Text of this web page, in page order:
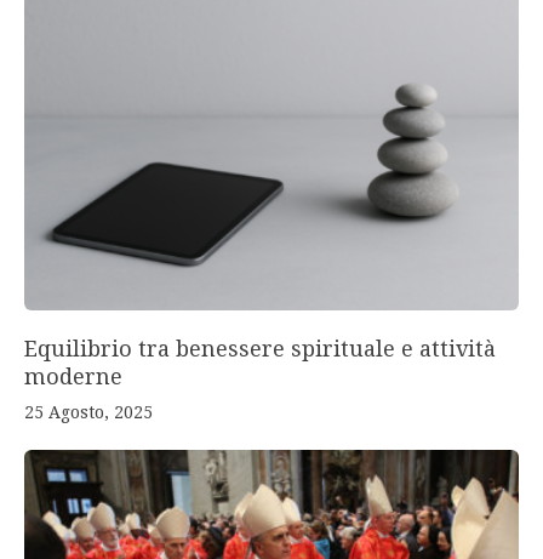
Equilibrio tra benessere spirituale e attività
moderne
25 Agosto, 2025